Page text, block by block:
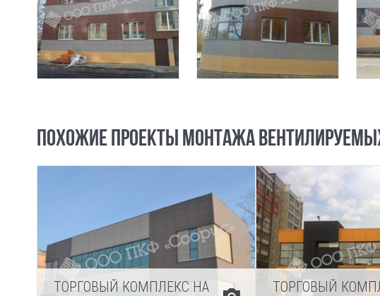
ПОХОЖИЕ ПРОЕКТЫ МОНТАЖА
ТОРГОВЫЙ КОМПЛЕКС НА
ТОРГОВЫЙ